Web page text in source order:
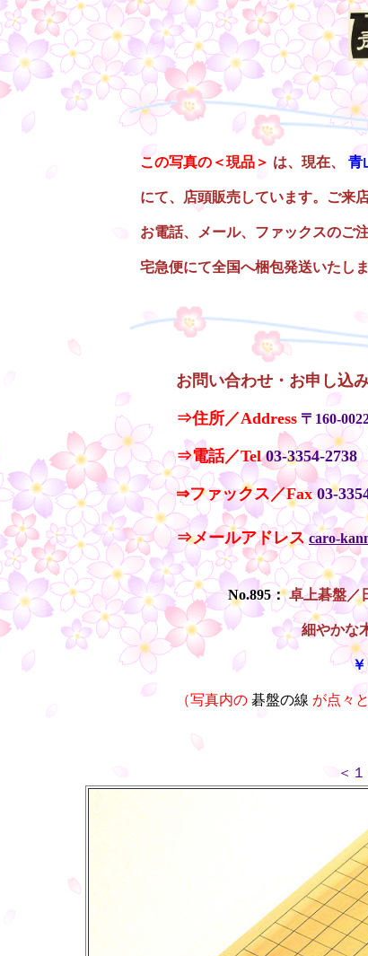
○
この写真の＜現品＞ は、現在、 青
にて、店頭販売しています。ご来
お電話、メール、ファックスのご注
宅急便にて全国へ梱包発送いたしま
お問い合わせ・お申し込
⇒住所／Address 〒160-
⇒電話／Tel03-3354-2738
⇒ファックス／Fax03-
・
⇒メールアドレス caro-
No.895： 卓上碁盤／
細やかな
（写真内の 碁盤の線 が点々
＜